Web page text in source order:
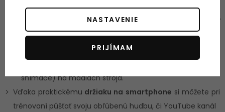
frekvencie Vám umožní zefektívniť tréning. Vďaka
sledovaniu tepovej frekvencie môžete lepšie
svoj tréninga kontrolovať jeho intenzitu na dosiahnutie
snímače) na madlách stroja.
Vďaka praktickému držiaku na smartphone si môžete pri
trénovaní púšťať svoju obľúbenú hudbu, či YouTube kanál
NASTAVENIE
PRIJÍMAM